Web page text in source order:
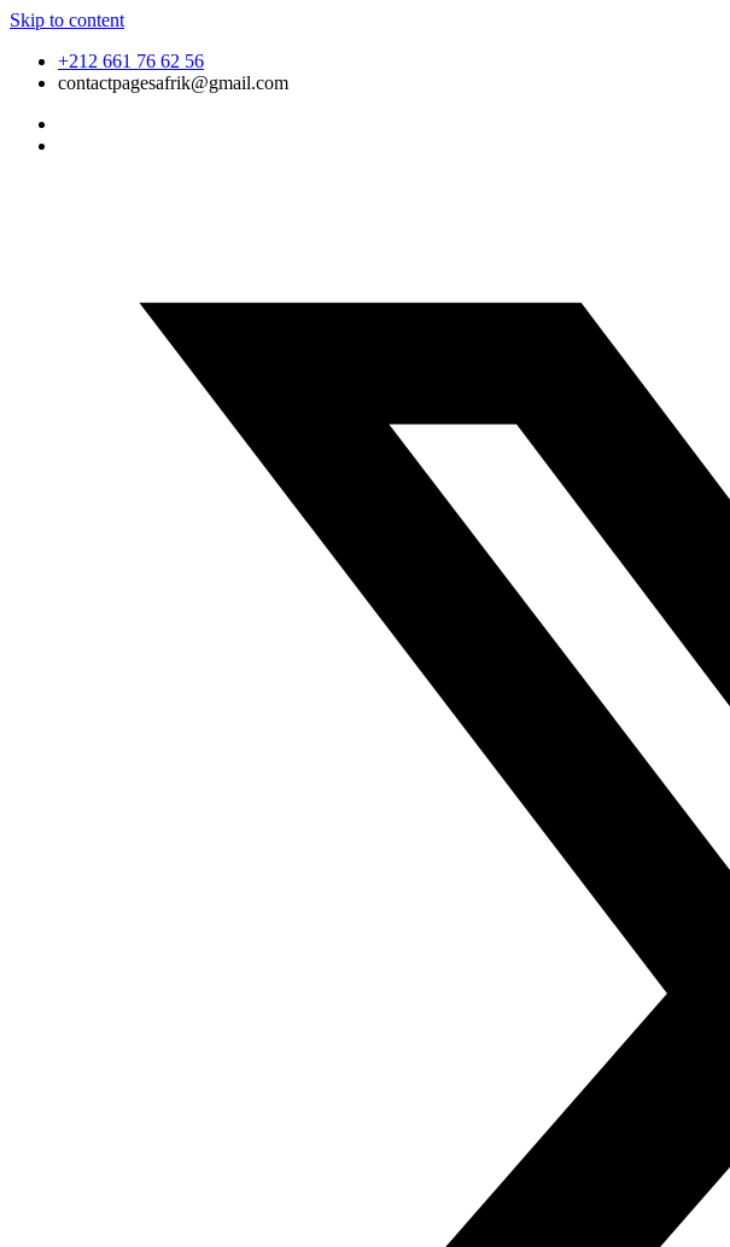
Skip to content
+212 661 76 62 56
contactpagesafrik@gmail.com